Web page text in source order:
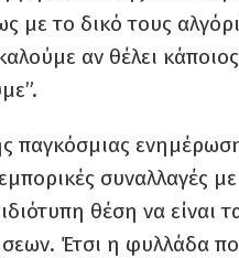
με το δικό τους
αν θέλει
παγκόσμιας
εμπορικές συναλλαγές
θέση να είναι
Έτσι η φυλλάδα